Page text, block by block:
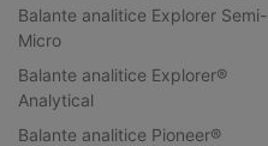
Balante analitice Explorer Semi-
Micro
Balante analitice Explorer®
Analytical
Balante analitice Pioneer®